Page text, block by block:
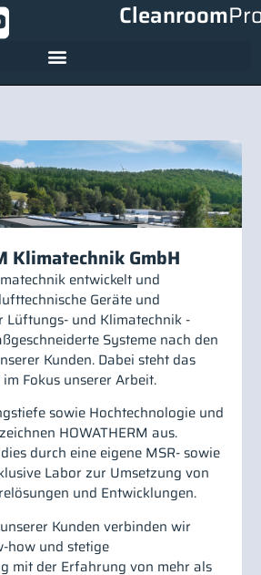
Cleanroom
Klimatechnik GmbH
entwickelt und
Geräte und
Lüftungs- und Klimatechnik -
Systeme nach den
Kunden. Dabei steht das
Fokus unserer Arbeit.
sowie Hochtechnologie und
HOWATHERM aus.
durch eine eigene MSR- sowie
Labor zur Umsetzung von
und Entwicklungen.
Kunden verbinden wir
how und stetige
mit der Erfahrung von mehr als